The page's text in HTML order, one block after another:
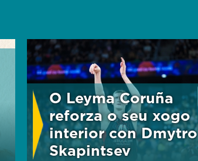
O Leyma Coruña
reforza o seu xogo
interior con Dmytro
Skapintsev